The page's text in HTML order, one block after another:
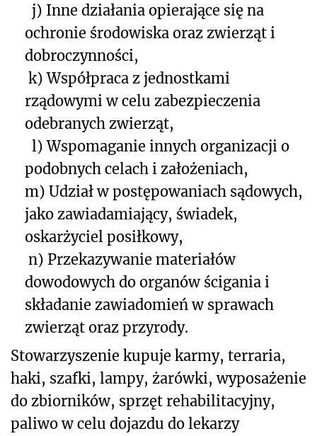
j) Inne działania opierające się na
ochronie środowiska oraz zwierząt i
dobroczynności,
k) Współpraca z jednostkami
rządowymi w celu zabezpieczenia
odebranych zwierząt,
l) Wspomaganie innych organizacji o
podobnych celach i założeniach,
m) Udział w postępowaniach sądowych,
jako zawiadamiający, świadek,
oskarżyciel posiłkowy,
n) Przekazywanie materiałów
dowodowych do organów ścigania i
składanie zawiadomień w sprawach
zwierząt oraz przyrody.
Stowarzyszenie kupuje karmy, terraria,
haki, szafki, lampy, żarówki, wyposażenie
do zbiorników, sprzęt rehabilitacyjny,
paliwo w celu dojazdu do lekarzy